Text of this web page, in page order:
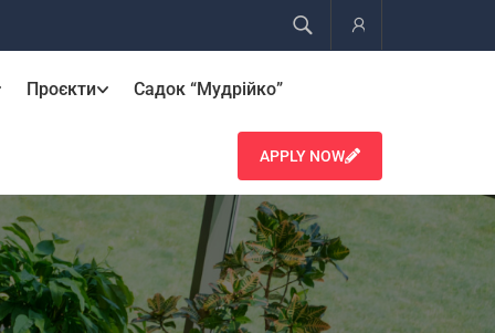
Проєкти Садок “Мудрійко”
APPLY NOW